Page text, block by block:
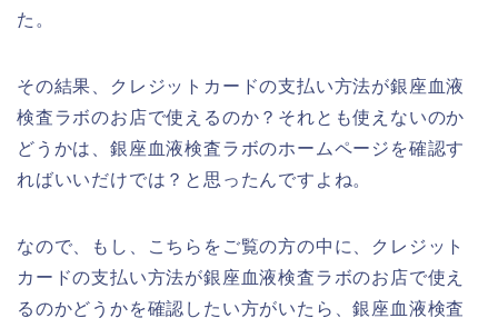
た。
その結果、クレジットカードの支払い方法が銀座血液
検査ラボのお店で使えるのか？それとも使えないのか
どうかは、銀座血液検査ラボのホームページを確認す
ればいいだけでは？と思ったんですよね。
なので、もし、こちらをご覧の方の中に、クレジット
カードの支払い方法が銀座血液検査ラボのお店で使え
るのかどうかを確認したい方がいたら、銀座血液検査